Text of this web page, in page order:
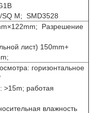
SQ M; SMD3528
Разрешение
лист) 150mm+
горизонтальное
>15m; работая
влажность